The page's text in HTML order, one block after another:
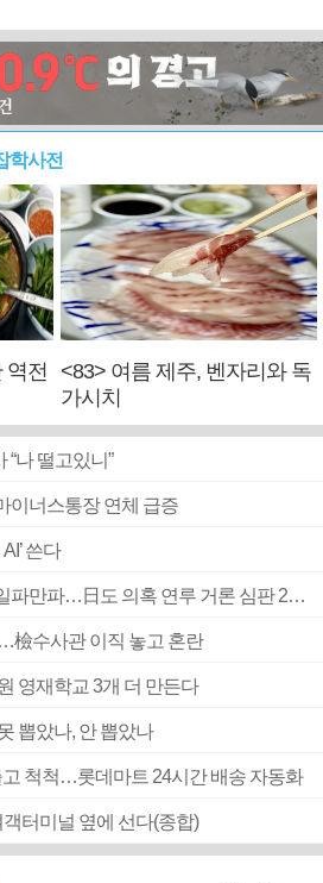
학사전
역전
<83> 여름 제주, 벤자리와 독
가시치
나 떨고있니”
이너스통장 연체 급증
쓴다
■ 축구협회 ‘성 접대’ 의혹 일파만파…日도 의혹 연루 거론 심판 2명 조사
檢수사관 이직 놓고 혼란
영재학교 3개 더 만든다
뽑았나, 안 뽑았나
척척…롯데마트 24시간 배송 자동화
터미널 옆에 선다(종합)